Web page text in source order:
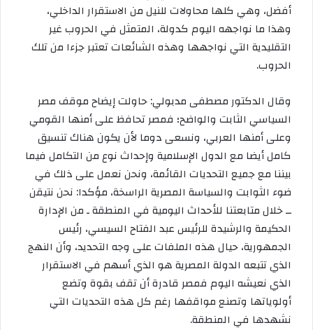
أفضل، وهي كلها محاولات للنيل من الاستقرار الداخلي،
وهذا ما نواجهه اليوم كدولة، المتمثل في الحروب غير
التقليدية التي نواجهها وهذه الشائعات تعتبر جزءا من تلك
الحروب.
وقال الدكتور مصطفى مدبولي: حاولت إيضاح موقف مصر
السياسي الثابت والواضح؛ فمصر تحافظ على أمنها القومي
وعلى أمنها العربي، ونسعى دوما لأن يكون هناك تنسيق
كامل أيضا مع الدول الإسلامية وإحداث نوع من التكامل فيما
بيننا مع جميع التحديات القائمة، ونحن نعمل على ذلك في
ضوء الثوابت والسياسة المصرية الراسخة، مؤكدا: نحن نتيقن
ــ خلال متابعتنا للأحداث اليومية في المنطقة ـ من الإدارة
الحكيمة والرشيدة للرئيس عبد الفتاح السيسي، رئيس
الجمهورية، حيال هذه الملفات على وجه التحديد، وأن النهج
الذي تتبعه الدولة المصرية هو الذي أسهم في الاستقرار
الذي نعيشه اليوم فمصر قادرة أن تقف بقوة وتضع
أولوياتها وتصنع مواقفها رغم كل هذه التحديات التي
نشهدها في المنطقة.